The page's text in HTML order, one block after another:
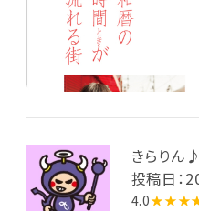
きらりん♪
投稿日：
4.0